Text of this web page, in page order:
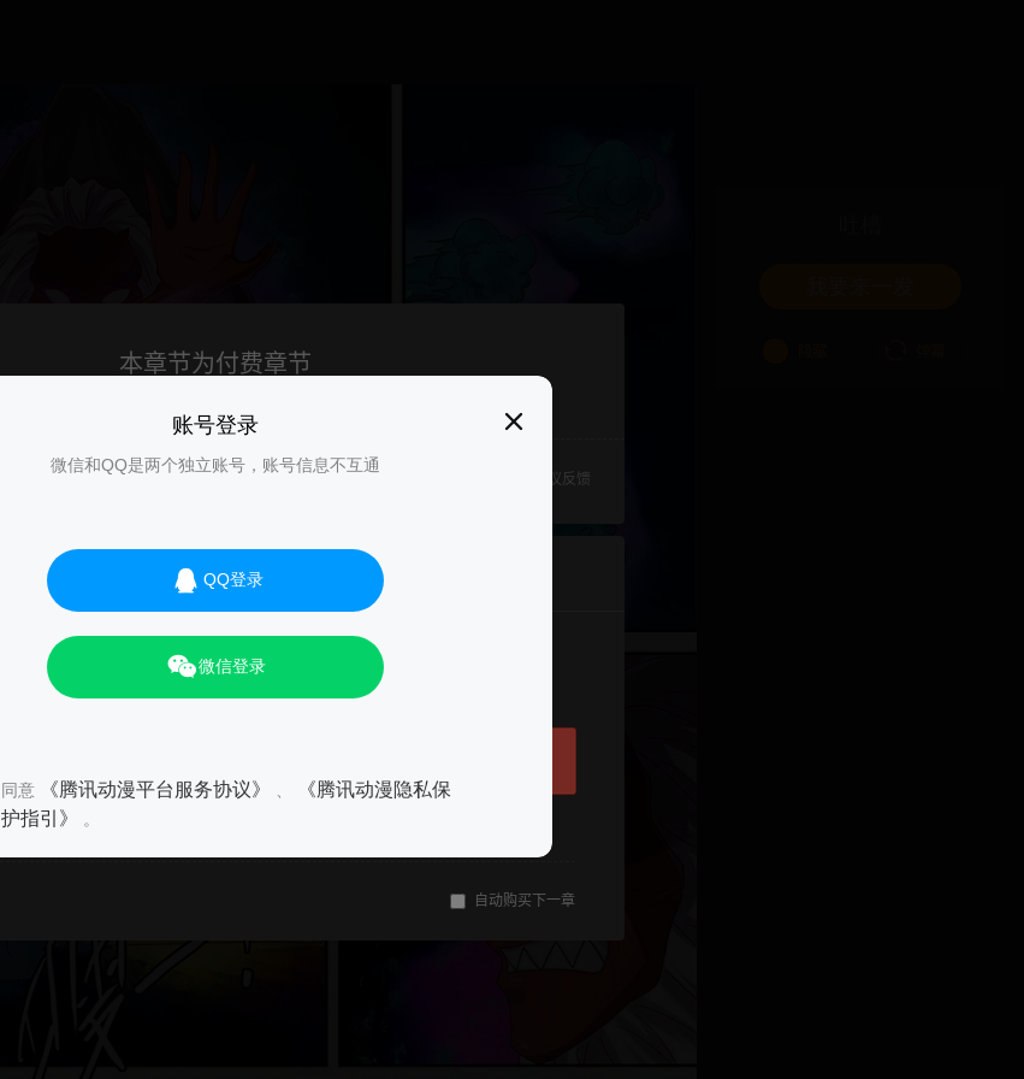
账号登录
微信和QQ是两个独立账号，账号信息不互通
QQ登录
微信登录
同意 《腾讯动漫平台服务协议》
《腾讯动漫隐私保
护指引》
。